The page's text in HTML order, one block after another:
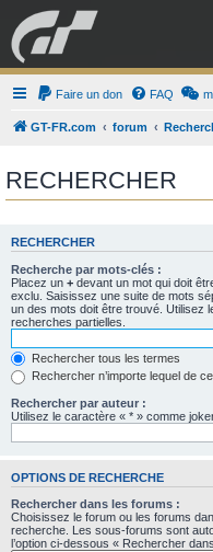
GRAN
ESPORT
Faire un don FAQ
GT-FR.com forum
RECHERCHER
RECHERCHER
Recherche par mots-clés :
Placez un + devant un mot qui doit
exclu. Saisissez une suite de mots
un des mots doit être trouvé. Utilisez
recherches partielles.
Rechercher tous les termes
Rechercher n’importe lequel de
Rechercher par auteur :
Utilisez le caractère « * » comme
OPTIONS DE RECHERCHE
Rechercher dans les forums :
Choisissez le forum ou les forums
recherche. Les sous-forums sont
l’option ci-dessous « Rechercher